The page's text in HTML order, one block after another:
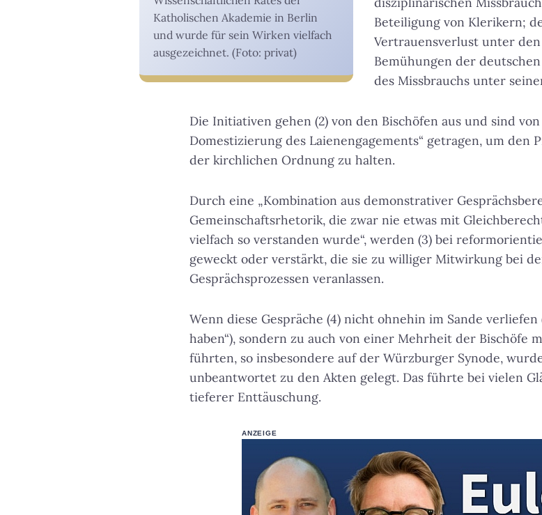
Katholischen Akademie in Berlin
und wurde für sein Wirken vielfach
ausgezeichnet. (Foto: privat)
Beteiligung von Klerikern;
Vertrauensverlust unter
Bemühungen der
des Missbrauchs unter
Die Initiativen gehen (2) von den Bischöfen aus und sind
Domestizierung des Laienengagements“ getragen, um den
der kirchlichen Ordnung zu halten.
Durch eine „Kombination aus demonstrativer
Gemeinschaftsrhetorik, die zwar nie etwas mit
vielfach so verstanden wurde“, werden (3) bei
geweckt oder verstärkt, die sie zu williger Mitwirkung bei
Gesprächsprozessen veranlassen.
Wenn diese Gespräche (4) nicht ohnehin im Sande
haben“), sondern zu auch von einer Mehrheit der Bischöfe
führten, so insbesondere auf der Würzburger Synode,
unbeantwortet zu den Akten gelegt. Das führte bei vielen
tieferer Enttäuschung.
ANZEIGE